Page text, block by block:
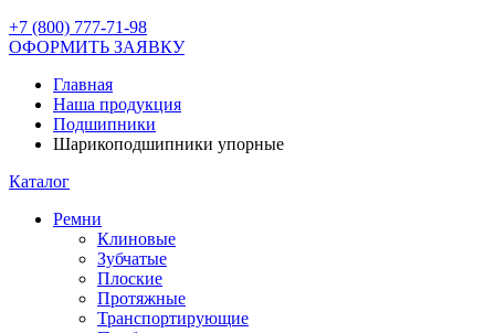
+7 (800) 777-71-98
ОФОРМИТЬ ЗАЯВКУ
Главная
Наша продукция
Подшипники
Шарикоподшипники упорные
Каталог
Ремни
Клиновые
Зубчатые
Плоские
Протяжные
Транспортирующие